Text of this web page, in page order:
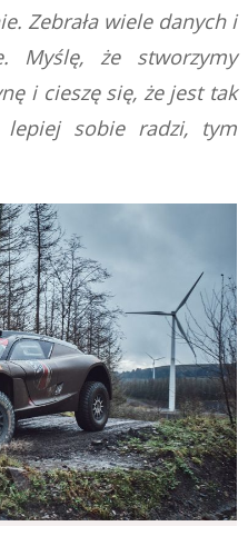
Zebrała wiele danych i
Myślę, że stworzymy
i cieszę się, że jest tak
lepiej sobie radzi, tym